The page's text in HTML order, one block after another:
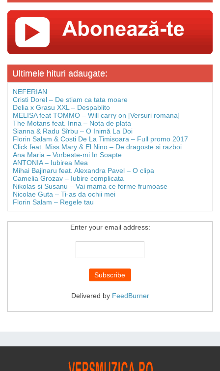
Ultimele hituri adaugate:
NEFERIAN
Cristi Dorel – De stiam ca tata moare
Delia x Grasu XXL – Despablito
MELISA feat TOMMO – Will carry on [Versuri romana]
The Motans feat. Inna – Nota de plata
Sianna & Radu Sîrbu – O Inimă La Doi
Florin Salam & Costi De La Timisoara – Full promo 2017
Click feat. Miss Mary & El Nino – De dragoste si razboi
Ana Maria – Vorbeste-mi In Soapte
ANTONIA – Iubirea Mea
Mihai Bajinaru feat. Alexandra Pavel – O clipa
Camelia Grozav – Iubire complicata
Nikolas si Susanu – Vai mama ce forme frumoase
Nicolae Guta – Ti-as da ochii mei
Florin Salam – Regele tau
Enter your email address:
Delivered by FeedBurner